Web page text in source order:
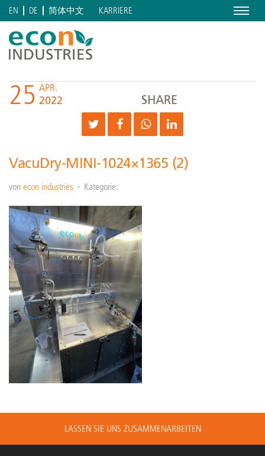
Menu
EN DE 简体中文 KARRIERE
25 APR.
2022 SHARE
VacuDry-MINI-1024×1365 (2)
von econ industries Kategorie:
LASSEN SIE UNS ZUSAMMENARBEITEN